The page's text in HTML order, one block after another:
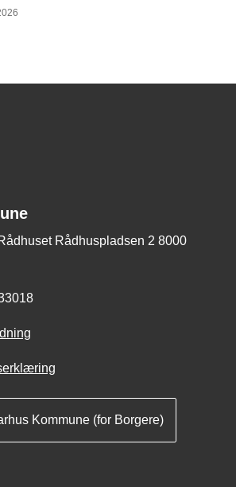
Rådhuspladsen 2 8000
Kommune (for Borgere)